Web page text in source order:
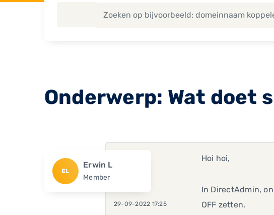
Onderwerp: Wat doet
EL
Erwin L
Member
29-09-2022 17:25
Hoi hoi,
In DirectAdmin,
OFF zetten.